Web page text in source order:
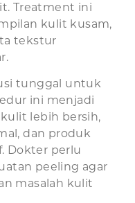
Treatment ini
kulit kusam,
tekstur
tunggal untuk
ini menjadi
lebih bersih,
dan produk
Dokter perlu
peeling agar
masalah kulit